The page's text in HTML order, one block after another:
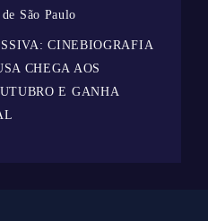
São Paulo
CINEBIOGRAFIA
CHEGA AOS
E GANHA